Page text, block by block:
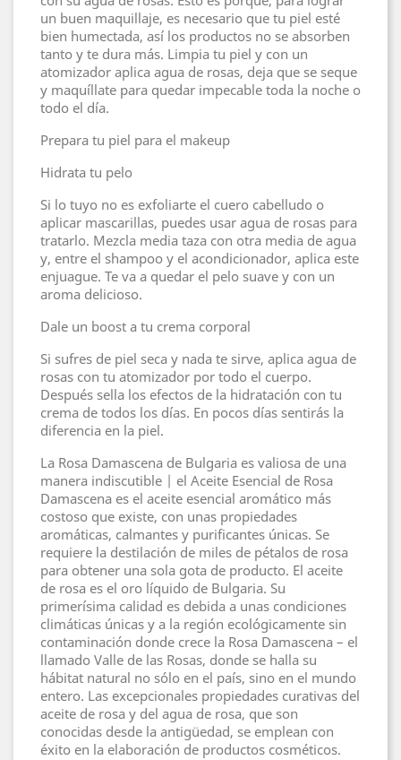
un buen maquillaje, es necesario que tu piel esté
bien humectada, así los productos no se absorben
tanto y te dura más. Limpia tu piel y con un
atomizador aplica agua de rosas, deja que se seque
y maquíllate para quedar impecable toda la noche o
todo el día.
Prepara tu piel para el makeup
Hidrata tu pelo
Si lo tuyo no es exfoliarte el cuero cabelludo o
aplicar mascarillas, puedes usar agua de rosas para
tratarlo. Mezcla media taza con otra media de agua
y, entre el shampoo y el acondicionador, aplica este
enjuague. Te va a quedar el pelo suave y con un
aroma delicioso.
Dale un boost a tu crema corporal
Si sufres de piel seca y nada te sirve, aplica agua de
rosas con tu atomizador por todo el cuerpo.
Después sella los efectos de la hidratación con tu
crema de todos los días. En pocos días sentirás la
diferencia en la piel.
La Rosa Damascena de Bulgaria es valiosa de una
manera indiscutible | el Aceite Esencial de Rosa
Damascena es el aceite esencial aromático más
costoso que existe, con unas propiedades
aromáticas, calmantes y purificantes únicas. Se
requiere la destilación de miles de pétalos de rosa
para obtener una sola gota de producto. El aceite
de rosa es el oro líquido de Bulgaria. Su
primerísima calidad es debida a unas condiciones
climáticas únicas y a la región ecológicamente sin
contaminación donde crece la Rosa Damascena – el
llamado Valle de las Rosas, donde se halla su
hábitat natural no sólo en el país, sino en el mundo
entero. Las excepcionales propiedades curativas del
aceite de rosa y del agua de rosa, que son
conocidas desde la antigüedad, se emplean con
éxito en la elaboración de productos cosméticos.